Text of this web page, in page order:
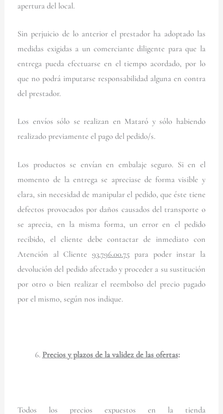
apertura del local.
Sin perjuicio de lo anterior el prestador ha adoptado las
medidas exigidas a un comerciante diligente para que la
entrega pueda efectuarse en el tiempo acordado, por lo
que no podrá imputarse responsabilidad alguna en contra
del prestador.
Los envíos sólo se realizan en Mataró y sólo habiendo
realizado previamente el pago del pedido/s.
Los productos se envían en embalaje seguro. Si en el
momento de la entrega se apreciase de forma visible y
clara, sin necesidad de manipular el pedido, que éste tiene
defectos provocados por daños causados del transporte o
se aprecia, en la misma forma, un error en el pedido
recibido, el cliente debe contactar de inmediato con
Atención al Cliente 93.796.00.75 para poder instar la
devolución del pedido afectado y proceder a su sustitución
por otro o bien realizar el reembolso del precio pagado
por el mismo, según nos indique.
Precios y plazos de la validez de las ofertas:
Todos los precios expuestos en la tienda